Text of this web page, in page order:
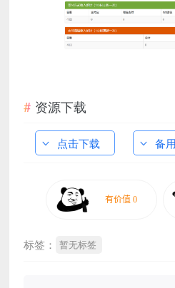
资源下载
点击下载 备
标签： 暂无标签